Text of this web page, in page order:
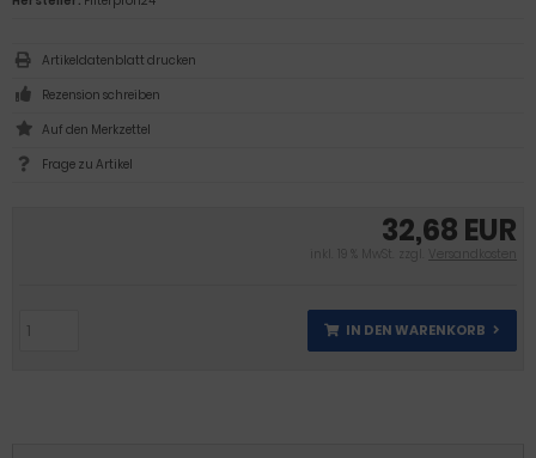
32,68 EUR
inkl. 19 % MwSt. zzgl. Versandkosten
IN DEN WARENKORB
Artikeldatenblatt drucken
Rezension schreiben
Frage zu Artikel